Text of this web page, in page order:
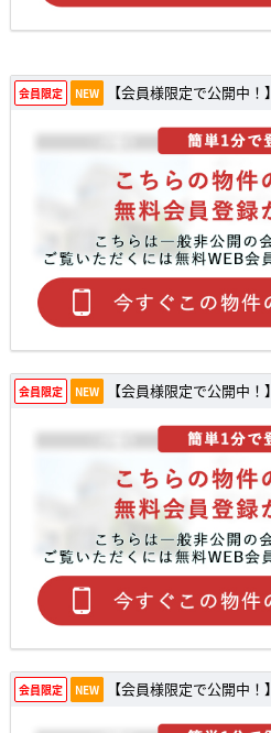
会員限定 NEW 【会員様限定で公開中！】
会員限定 NEW 【会員様限定で公開中！】
会員限定 NEW 【会員様限定で公開中！】